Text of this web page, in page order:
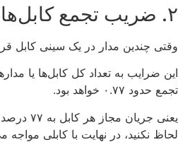
۲. ضریب تجمع کابل‌ها
وقتی چندین مدار در یک سینی کابل
تجمع حدود ۰.۷۷ خواهد بود.
یعنی
لحاظ نکنید، در نهایت با کابلی